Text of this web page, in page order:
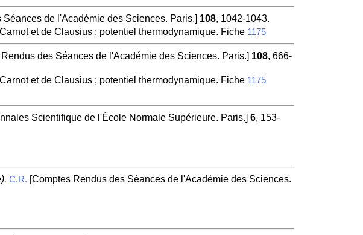
Séances de l'Académie des Sciences. Paris.] 108, 1042-1043.
et de Clausius ; potentiel thermodynamique. Fiche 1175
Rendus des Séances de l'Académie des Sciences. Paris.] 108, 666-
et de Clausius ; potentiel thermodynamique. Fiche 1175
Scientifique de l'École Normale Supérieure. Paris.] 6, 153-
C.R. [Comptes Rendus des Séances de l'Académie des Sciences.